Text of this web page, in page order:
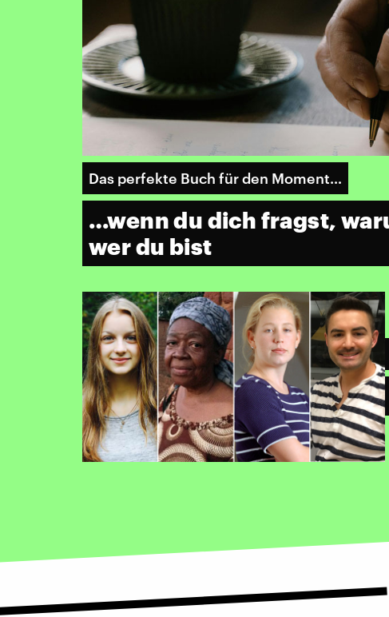
Das perfekte Buch für den Moment…
…wenn du dich fragst,
wer du bist